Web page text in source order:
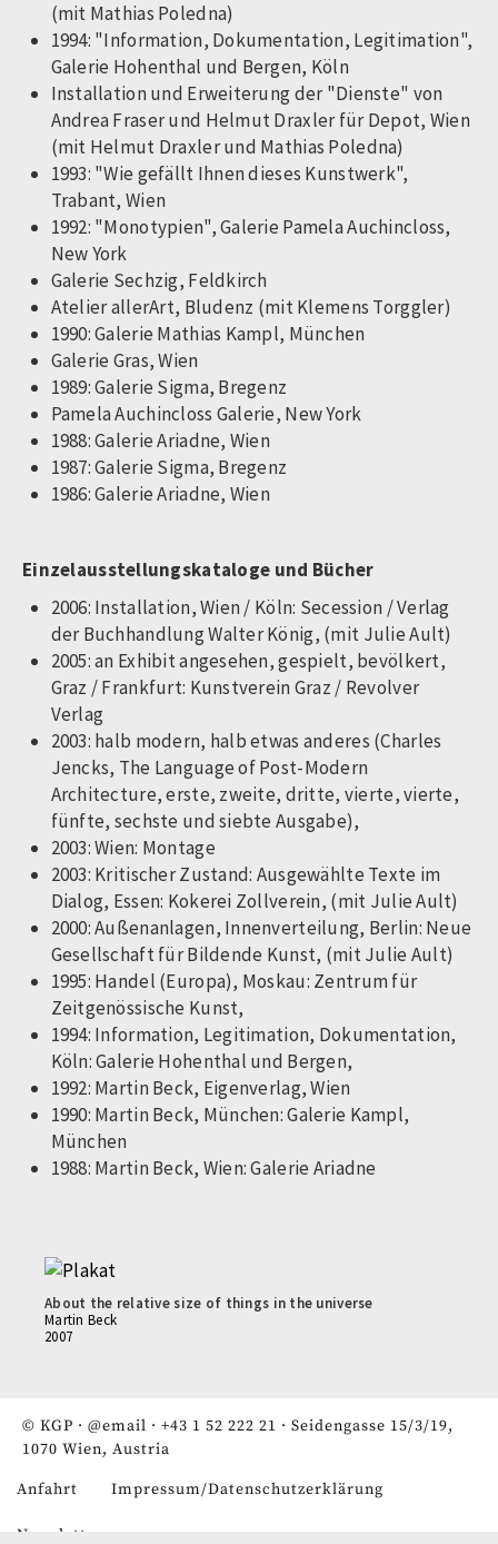
(mit Mathias Poledna)
1994: "Information, Dokumentation, Legitimation",
Galerie Hohenthal und Bergen, Köln
Installation und Erweiterung der "Dienste" von
Andrea Fraser und Helmut Draxler für Depot, Wien
(mit Helmut Draxler und Mathias Poledna)
1993: "Wie gefällt Ihnen dieses Kunstwerk",
Trabant, Wien
1992: "Monotypien", Galerie Pamela Auchincloss,
New York
Galerie Sechzig, Feldkirch
Atelier allerArt, Bludenz (mit Klemens Torggler)
1990: Galerie Mathias Kampl, München
Galerie Gras, Wien
1989: Galerie Sigma, Bregenz
Pamela Auchincloss Galerie, New York
1988: Galerie Ariadne, Wien
1987: Galerie Sigma, Bregenz
1986: Galerie Ariadne, Wien
Einzelausstellungskataloge und Bücher
2006: Installation, Wien / Köln: Secession / Verlag
der Buchhandlung Walter König, (mit Julie Ault)
2005: an Exhibit angesehen, gespielt, bevölkert,
Graz / Frankfurt: Kunstverein Graz / Revolver
Verlag
2003: halb modern, halb etwas anderes (Charles
Jencks, The Language of Post-Modern
Architecture, erste, zweite, dritte, vierte, vierte,
fünfte, sechste und siebte Ausgabe),
2003: Wien: Montage
2003: Kritischer Zustand: Ausgewählte Texte im
Dialog, Essen: Kokerei Zollverein, (mit Julie Ault)
2000: Außenanlagen, Innenverteilung, Berlin: Neue
Gesellschaft für Bildende Kunst, (mit Julie Ault)
1995: Handel (Europa), Moskau: Zentrum für
Zeitgenössische Kunst,
1994: Information, Legitimation, Dokumentation,
Köln: Galerie Hohenthal und Bergen,
1992: Martin Beck, Eigenverlag, Wien
1990: Martin Beck, München: Galerie Kampl,
München
1988: Martin Beck, Wien: Galerie Ariadne
About the relative size of things in the universe
Martin Beck
2007
© KGP · @email · +43 1 52 222 21 · Seidengasse 15/3/19,
1070 Wien, Austria
Fußzeile
Anfahrt Impressum/Datenschutzerklärung
Newsletter